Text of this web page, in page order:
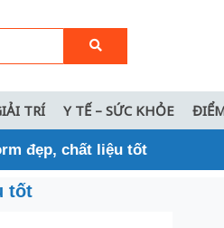
TRÍ Y TẾ – SỨC KHỎE
đẹp, chất liệu tốt
tốt